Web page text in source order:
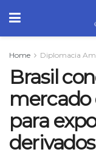
Home Diplomacia
Brasil
mercado
para
derivados